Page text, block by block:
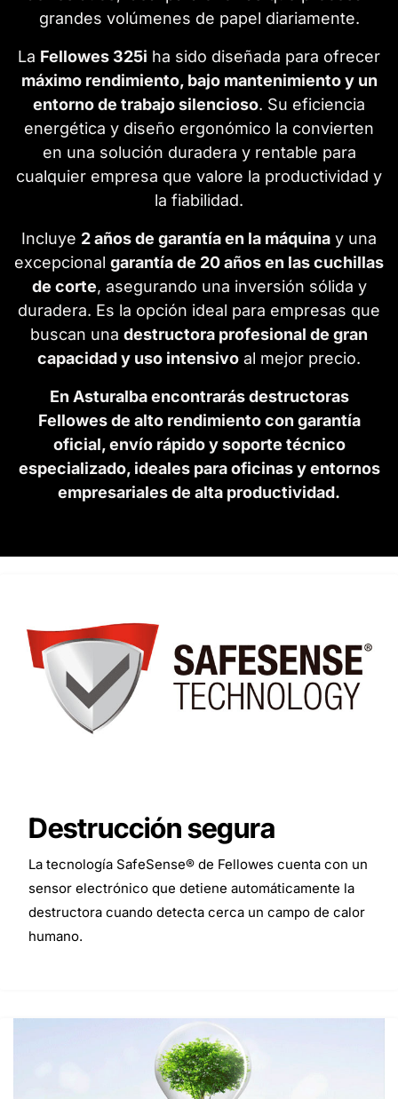
grandes volúmenes de papel diariamente.
La Fellowes 325i ha sido diseñada para ofrecer
máximo rendimiento, bajo mantenimiento y un
entorno de trabajo silencioso. Su eficiencia
energética y diseño ergonómico la convierten
en una solución duradera y rentable para
cualquier empresa que valore la productividad y
la fiabilidad.
Incluye 2 años de garantía en la máquina y una
excepcional garantía de 20 años en las cuchillas
de corte, asegurando una inversión sólida y
duradera. Es la opción ideal para empresas que
buscan una destructora profesional de gran
capacidad y uso intensivo al mejor precio.
En Asturalba encontrarás destructoras
Fellowes de alto rendimiento con garantía
oficial, envío rápido y soporte técnico
especializado, ideales para oficinas y entornos
empresariales de alta productividad.
Destrucción segura
La tecnología SafeSense® de Fellowes cuenta con un
sensor electrónico que detiene automáticamente la
destructora cuando detecta cerca un campo de calor
humano.